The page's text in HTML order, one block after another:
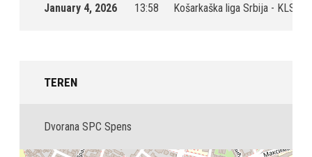
January 4, 2026 13:58 Košarkaška liga Srbija - KLS
TEREN
Dvorana SPC Spens